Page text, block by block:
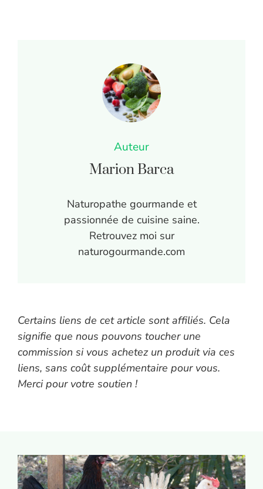
Auteur
Marion Barca
Naturopathe gourmande et
passionnée de cuisine saine.
Retrouvez moi sur
naturogourmande.com
Certains liens de cet article sont affiliés. Cela
signifie que nous pouvons toucher une
commission si vous achetez un produit via ces
liens, sans coût supplémentaire pour vous.
Merci pour votre soutien !